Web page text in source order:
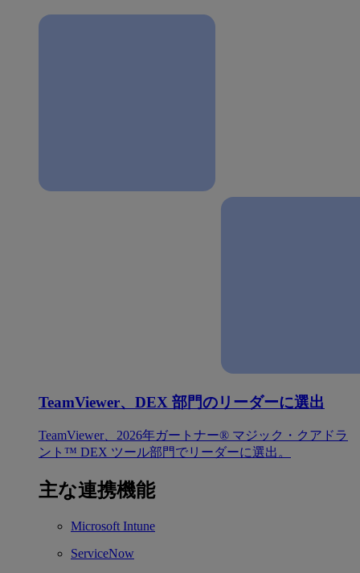
TeamViewer、DEX 部門のリーダーに選出
TeamViewer、2026年ガートナー® マジック・クアドラ
ント™ DEX ツール部門でリーダーに選出。
主な連携機能
Microsoft Intune
ServiceNow